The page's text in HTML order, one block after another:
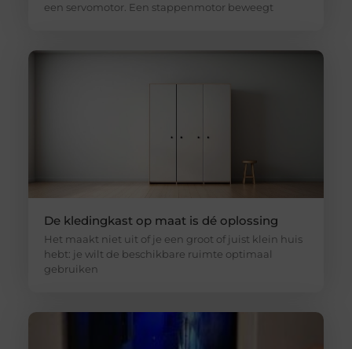
een servomotor. Een stappenmotor beweegt
De kledingkast op maat is dé oplossing
Het maakt niet uit of je een groot of juist klein huis
hebt: je wilt de beschikbare ruimte optimaal
gebruiken